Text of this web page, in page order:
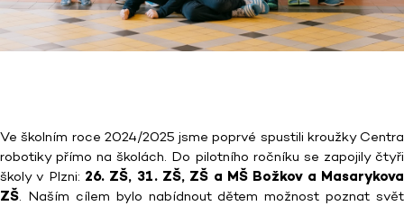
Ve školním roce 2024/2025 jsme poprvé spustili kroužky Centra
robotiky přímo na školách. Do pilotního ročníku se zapojily čtyři
školy v Plzni: 26. ZŠ, 31. ZŠ, ZŠ a MŠ Božkov a Masarykova
ZŠ. Naším cílem bylo nabídnout dětem možnost poznat svět